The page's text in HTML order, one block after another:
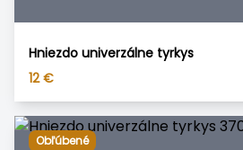
Hniezdo univerzálne tyrkys
12 €
Obľúbené